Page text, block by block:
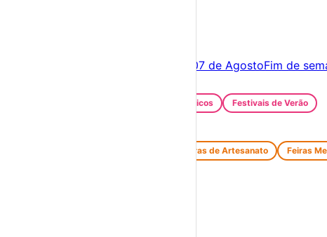
07 de AgostoFim de
Festivais Gastronómicos Festivais de Verão
Feiras de Artesanato Feiras